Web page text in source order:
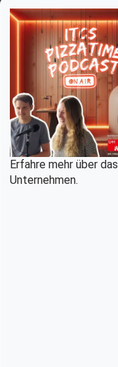
Erfahre mehr über das
Unternehmen.